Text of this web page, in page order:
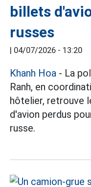
billets
russes
| 04/07/2026 - 13:20
Khanh Hoa - La
Ranh, en
hôtelier, retrouve
d'avion perdus
russe.